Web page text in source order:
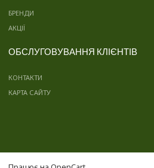
БРЕНДИ
АКЦІЇ
ОБСЛУГОВУВАННЯ КЛІЄНТІВ
КОНТАКТИ
КАРТА САЙТУ